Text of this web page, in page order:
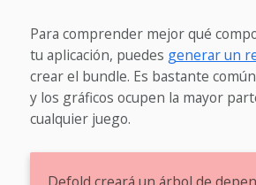
Para comprender mejor qué
tu aplicación, puedes generar un
crear el bundle. Es bastante
y los gráficos ocupen la mayor
cualquier juego.
Defold creará un árbol de